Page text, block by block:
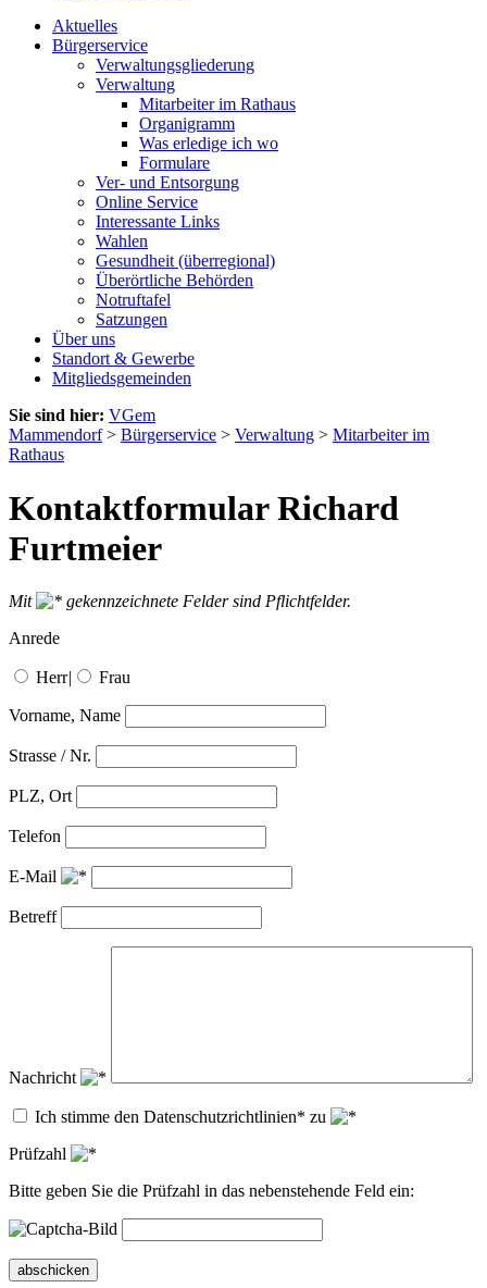
Aktuelles
Bürgerservice
Verwaltungsgliederung
Verwaltung
Mitarbeiter im Rathaus
Organigramm
Was erledige ich wo
Formulare
Ver- und Entsorgung
Online Service
Interessante Links
Wahlen
Gesundheit (überregional)
Überörtliche Behörden
Notruftafel
Satzungen
Über uns
Standort & Gewerbe
Mitgliedsgemeinden
Sie sind hier: VGem
Mammendorf> Bürgerservice > Verwaltung > Mitarbeiter im
Rathaus
Kontaktformular Richard
Furtmeier
Mit
gekennzeichnete Felder sind Pflichtfelder.
Anrede
Herr| Frau
Vorname, Name
Strasse / Nr.
PLZ, Ort
Telefon
E-Mail
Betreff
Nachricht
Ich stimme den Datenschutzrichtlinien* zu
Prüfzahl
Bitte geben Sie die Prüfzahl in das nebenstehende Feld ein:
abschicken